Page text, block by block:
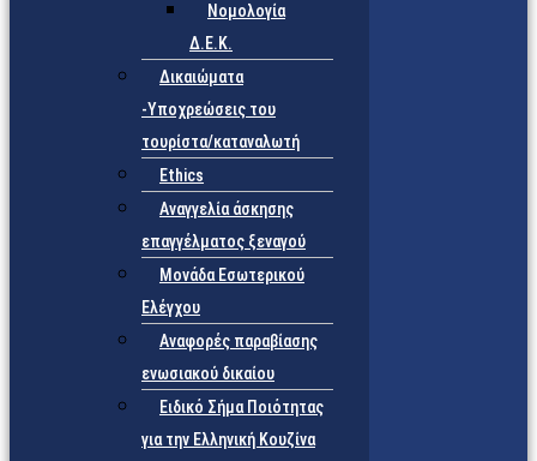
Νομολογία
Δ.Ε.Κ.
Δικαιώματα
-Υποχρεώσεις του
τουρίστα/καταναλωτή
Ethics
Αναγγελία άσκησης
επαγγέλματος ξεναγού
Μονάδα Εσωτερικού
Ελέγχου
Αναφορές παραβίασης
ενωσιακού δικαίου
Ειδικό Σήμα Ποιότητας
για την Ελληνική Κουζίνα